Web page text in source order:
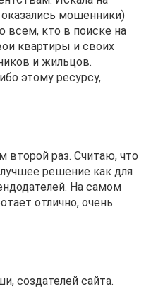
мошенники)
всем, кто в поиске на
квартиры и своих
и жильцов.
этому ресурсу,
второй раз. Считаю, что
решение как для
На самом
отлично, очень
создателей сайта.